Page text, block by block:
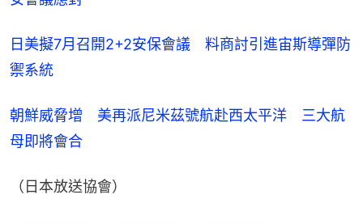
日美擬7月召開2+2安保會議　料商討引進宙斯導彈防
禦系統
朝鮮威脅增　美再派尼米茲號航赴西太平洋　三大航
母即將會合
（日本放送協會）